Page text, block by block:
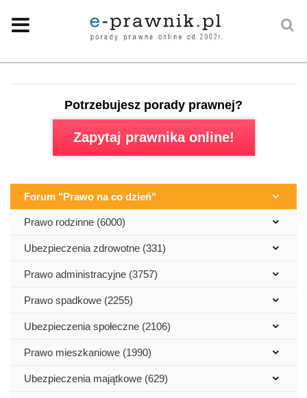
Forum "Prawo na co dzień"
Prawo rodzinne (6000)
Ubezpieczenia zdrowotne (331)
Prawo administracyjne (3757)
Prawo spadkowe (2255)
Ubezpieczenia społeczne (2106)
Prawo mieszkaniowe (1990)
Ubezpieczenia majątkowe (629)
Potrzebujesz porady prawnej?
Zapytaj prawnika online!